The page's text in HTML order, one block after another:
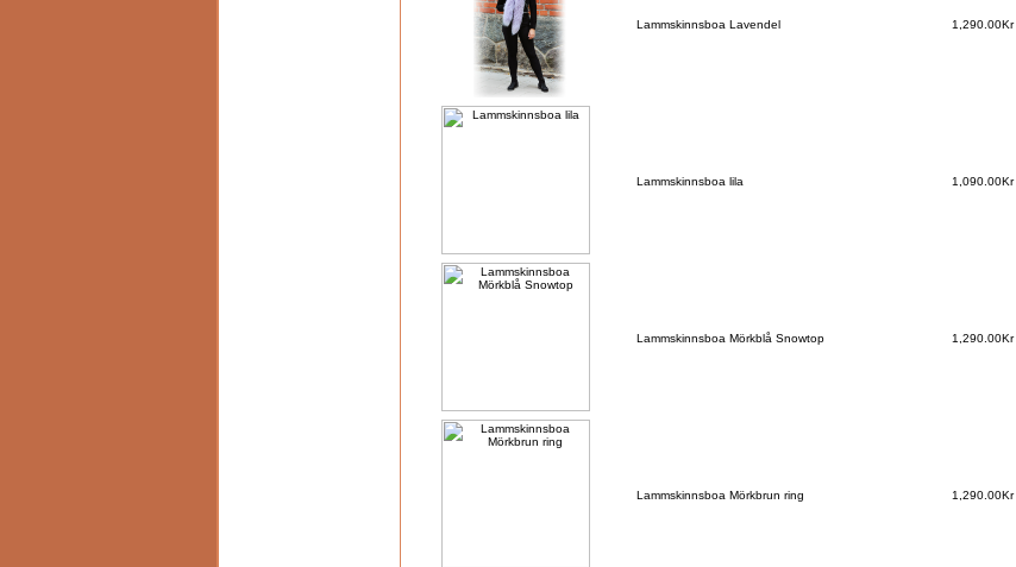
Lammskinnsboa Lavendel 1,290.00Kr
Lammskinnsboa lila 1,090.00Kr
Lammskinnsboa Mörkblå Snowtop 1,290.00Kr
Lammskinnsboa Mörkbrun ring 1,290.00Kr